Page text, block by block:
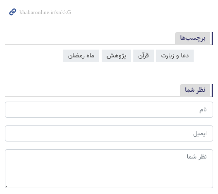
برچسب‌ها
دعا و زیارت قرآن پژوهش ماه رمضان
نظر شما